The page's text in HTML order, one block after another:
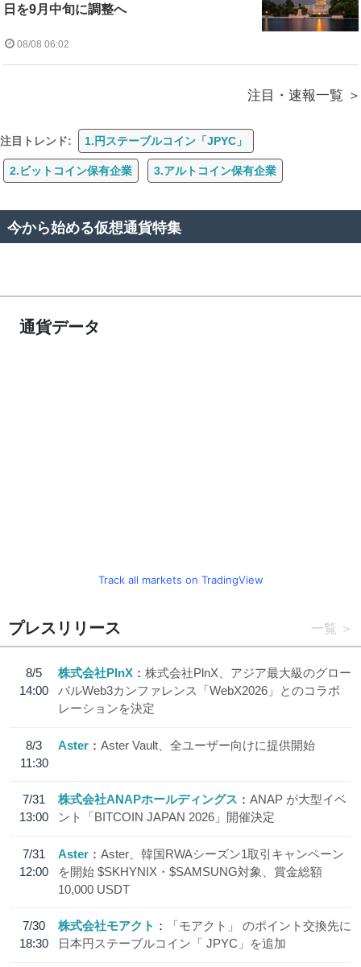
日を9月中旬に調整へ
08/08 06:02
注目・速報一覧
注目トレンド: 1.円ステーブルコイン「JPYC」
2.ビットコイン保有企業 3.アルトコイン保有企業
今から始める仮想通貨特集
通貨データ
Track all markets on TradingView
プレスリリース 一覧
8/5
14:00
株式会社PlnX
株式会社PlnX、アジア最大級のグロー
バルWeb3カンファレンス「WebX2026」とのコラボ
レーションを決定
8/3
11:30
Aster Aster Vault、全ユーザー向けに提供開始
7/31
13:00
株式会社ANAPホールディングス
ANAP が大型イベ
ント「BITCOIN JAPAN 2026」開催決定
7/31
12:00
Aster
Aster、韓国RWAシーズン1取引キャンペーン
を開始 $SKHYNIX・$SAMSUNG対象、賞金総額
10,000 USDT
7/30
18:30
株式会社モアクト
「モアクト」 のポイント交換先に
日本円ステーブルコイン「 JPYC」を追加